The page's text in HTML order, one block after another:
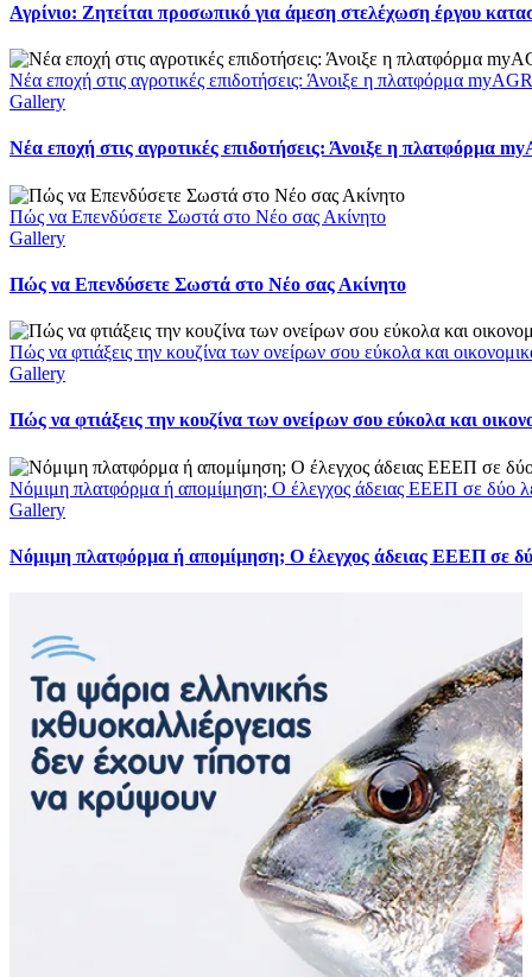
Αγρίνιο: Ζητείται προσωπικό για άμεση στελέχωση έργου
Νέα εποχή στις αγροτικές επιδοτήσεις: Άνοιξε η πλατφόρμα
Gallery
Νέα εποχή στις αγροτικές επιδοτήσεις: Άνοιξε η πλατφόρμα
Πώς να Επενδύσετε Σωστά στο Νέο σας Ακίνητο
Gallery
Πώς να Επενδύσετε Σωστά στο Νέο σας Ακίνητο
Πώς να φτιάξεις την κουζίνα των ονείρων σου εύκολα και
Gallery
Πώς να φτιάξεις την κουζίνα των ονείρων σου εύκολα και
Νόμιμη πλατφόρμα ή απομίμηση; Ο έλεγχος άδειας ΕΕΕΠ σε δύο
Gallery
Νόμιμη πλατφόρμα ή απομίμηση; Ο έλεγχος άδειας ΕΕΕΠ σε